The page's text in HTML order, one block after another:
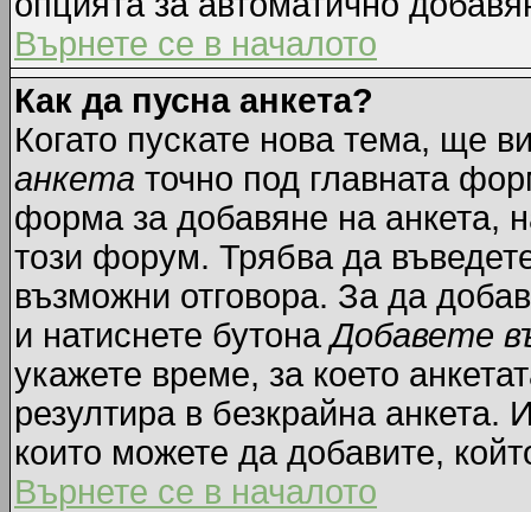
Върнете се в началото
Как да пусна анкета?
Когато пускате нова тема, ще
анкета точно под главната
форма за добавяне на анкета,
този форум. Трябва да
възможни отговора. За да
и натиснете бутонаДобавете
укажете време, за което
резултира в безкрайна
които можете да добавите,
Върнете се в началото